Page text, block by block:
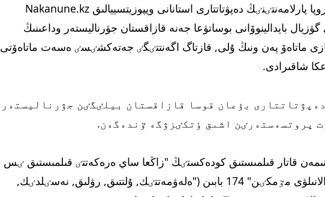
ايتىلادى. قاراردا ەۋروپا پارلامەنتٸنٸڭ دەپۋتاتتارى استانانى وپپوزيتسييالىق Nakanune.kz
بايدالينوۆانى بوساتۋعا جەنە قازاقستان جۋرناليستەر وداعىنىڭ
ماتاەۆ پەن ونىڭ ۇلى, قازتاگ اگەنتتٸگٸ جەتەكشٸسٸ ەسەت ماتاەۆتى
شاقىرادى.
دەپۋتاتتارى بۇعان قوسا قازاقستان بيلٸگٸن جۋرناليستەر
پروتسەستەرٸن اشىق ٶتكٸزۋگە ٷندەگەن.
قاتار قىلمىستىق كودەكستٸڭ "زاڭعا ساي ەرەكەتتٸ قىلمىستىق ٸس
قوزعاۋ ٷشٸن پايدالانىلۋى مٷمكٸن" 174 بابىن ("ەلەۋمەتتٸك, ۇلتتىق, رۋلىق, نەسٸلدٸك,